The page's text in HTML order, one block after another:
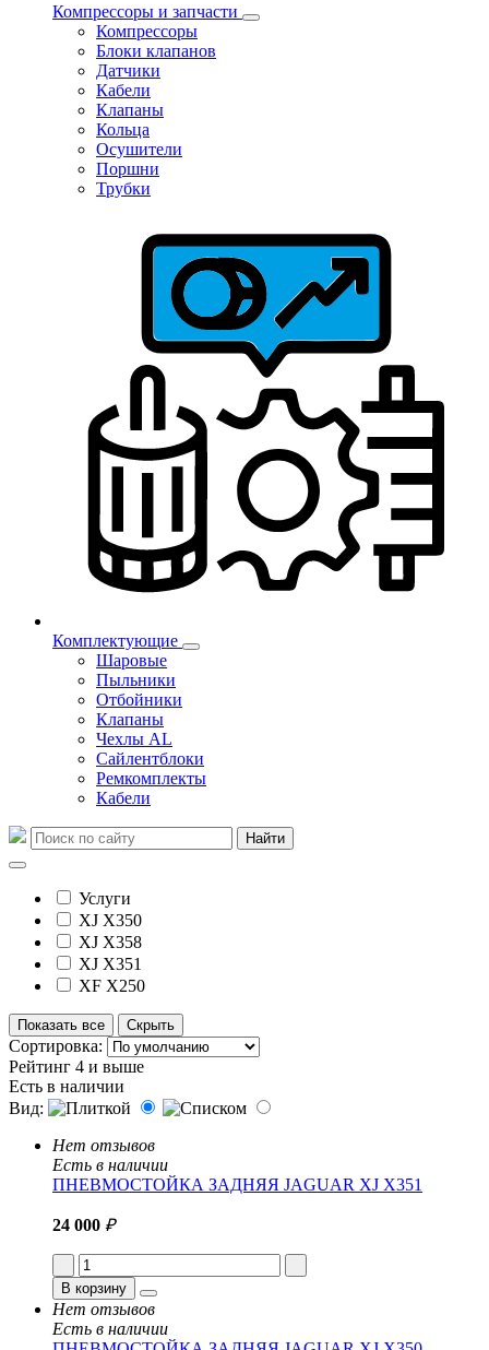
Компрессоры и запчасти
Компрессоры
Блоки клапанов
Датчики
Кабели
Клапаны
Кольца
Осушители
Поршни
Трубки
Комплектующие
Шаровые
Пыльники
Отбойники
Клапаны
Чехлы AL
Сайлентблоки
Ремкомплекты
Кабели
Найти
Услуги
XJ X350
XJ X358
XJ X351
XF X250
Показать все Скрыть
Сортировка:
Рейтинг 4 и выше
Есть в наличии
Вид:
Нет отзывов
Есть в наличии
ПНЕВМОСТОЙКА ЗАДНЯЯ JAGUAR XJ X351
24 000 ₽
В корзину
Нет отзывов
Есть в наличии